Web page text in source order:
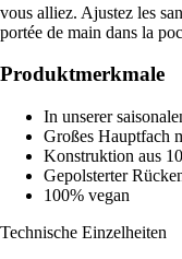
vous alliez. Ajustez les
portée de main dans la
Produktmerkmale
In unserer
Großes Hauptfach
Konstruktion aus
Gepolsterter
100% vegan
Technische Einzelheiten